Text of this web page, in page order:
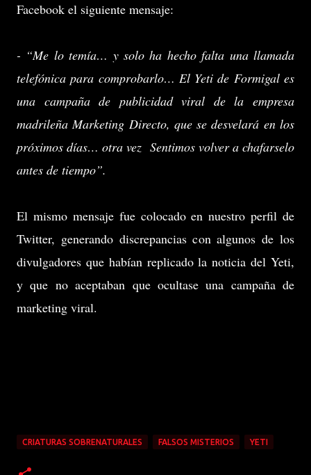
Facebook el siguiente mensaje:
- “Me lo temía… y solo ha hecho falta una llamada
telefónica para comprobarlo… El Yeti de Formigal es
una campaña de publicidad viral de la empresa
madrileña Marketing Directo, que se desvelará en los
próximos días… otra vez Sentimos volver a chafarselo
antes de tiempo”.
El mismo mensaje fue colocado en nuestro perfil de
Twitter, generando discrepancias con algunos de los
divulgadores que habían replicado la noticia del Yeti,
y que no aceptaban que ocultase una campaña de
marketing viral.
CRIATURAS SOBRENATURALES FALSOS MISTERIOS YETI